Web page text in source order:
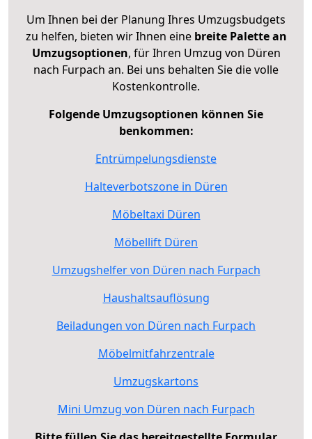
Um Ihnen bei der Planung Ihres Umzugsbudgets
zu helfen, bieten wir Ihnen eine breite Palette an
Umzugsoptionen, für Ihren Umzug von Düren
nach Furpach an. Bei uns behalten Sie die volle
Kostenkontrolle.
Folgende Umzugsoptionen können Sie
benkommen:
Entrümpelungsdienste
Halteverbotszone in Düren
Möbeltaxi Düren
Möbellift Düren
Umzugshelfer von Düren nach Furpach
Haushaltsauflösung
Beiladungen von Düren nach Furpach
Möbelmitfahrzentrale
Umzugskartons
Mini Umzug von Düren nach Furpach